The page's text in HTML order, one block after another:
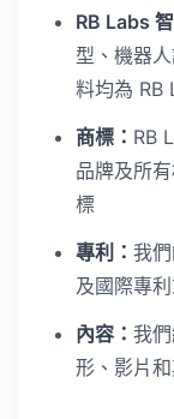
RB Labs
型、機器
料均為 RB
商標： RB
品牌及所
標
專利： 我
及國際專
內容： 我
形、影片